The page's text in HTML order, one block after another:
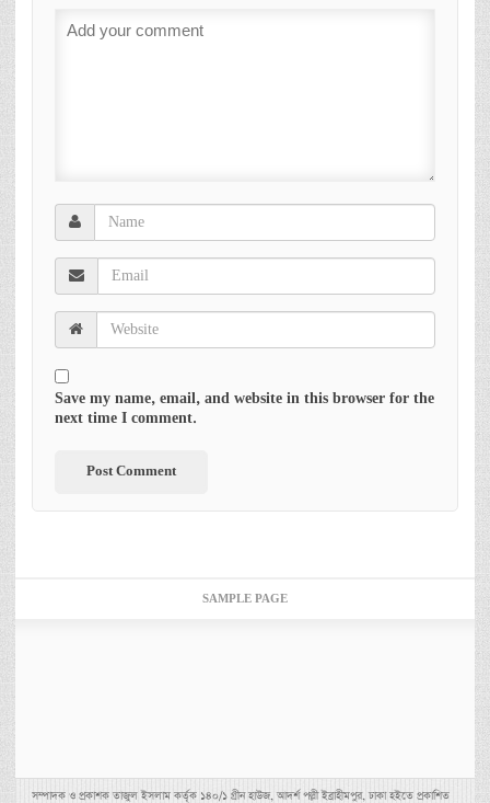
Save my name, email, and website in this browser for the
next time I comment.
SAMPLE PAGE
সম্পাদক ও প্রকাশক তাজুল ইসলাম কর্তৃক ১৪০/১ গ্রীন হাউজ, আদর্শ পল্লী ইব্রাহীমপুর, ঢাকা হইতে প্রকাশিত